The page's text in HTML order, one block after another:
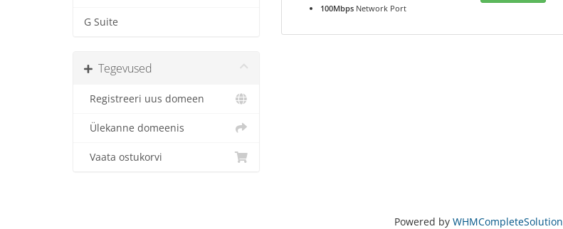
G Suite
Tegevused
Registreeri uus domeen
Ülekanne domeenis
Vaata ostukorvi
100MbpsNetwork Port
Powered by WHMCompleteSolution